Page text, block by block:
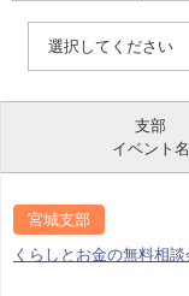
選択してください
支部
イベント名
宮城支部
くらしとお金の無料相談